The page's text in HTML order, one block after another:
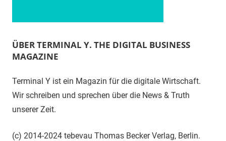
ÜBER TERMINAL Y. THE DIGITAL BUSINESS
MAGAZINE
Terminal Y ist ein Magazin für die digitale Wirtschaft.
Wir schreiben und sprechen über die News & Truth
unserer Zeit.
(c) 2014-2024 tebevau Thomas Becker Verlag, Berlin.